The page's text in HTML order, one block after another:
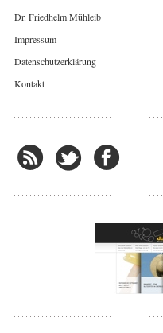
Dr. Friedhelm Mühleib
Impressum
Datenschutzerklärung
Kontakt